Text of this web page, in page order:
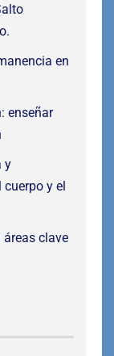
en
enseñar
y
cuerpo y el
clave